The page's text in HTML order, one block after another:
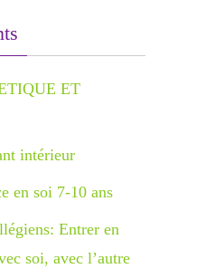
ET
intérieur
en soi 7-10 ans
Entrer en
soi, avec l’autre